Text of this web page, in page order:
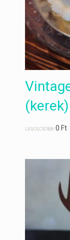
(kerek)
LEGOLCSÓBB:0Ft